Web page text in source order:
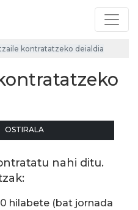
kontratatzeko deialdia
OSTIRALA
nahi ditu.
hilabete (bat jornada